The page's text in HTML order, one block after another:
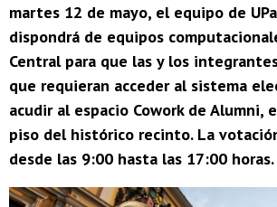
martes 12 de mayo, el equipo de
dispondrá de equipos
Central para que las y los
que requieran acceder al sistema
acudir al espacio Cowork de Alumni,
piso del histórico recinto. La
desde las 9:00 hasta las 17:00 horas.